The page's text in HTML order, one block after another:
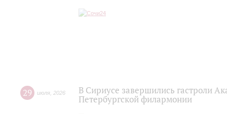
29 июля 2026
В Сириусе завершились гастроли
Петербургской филармонии